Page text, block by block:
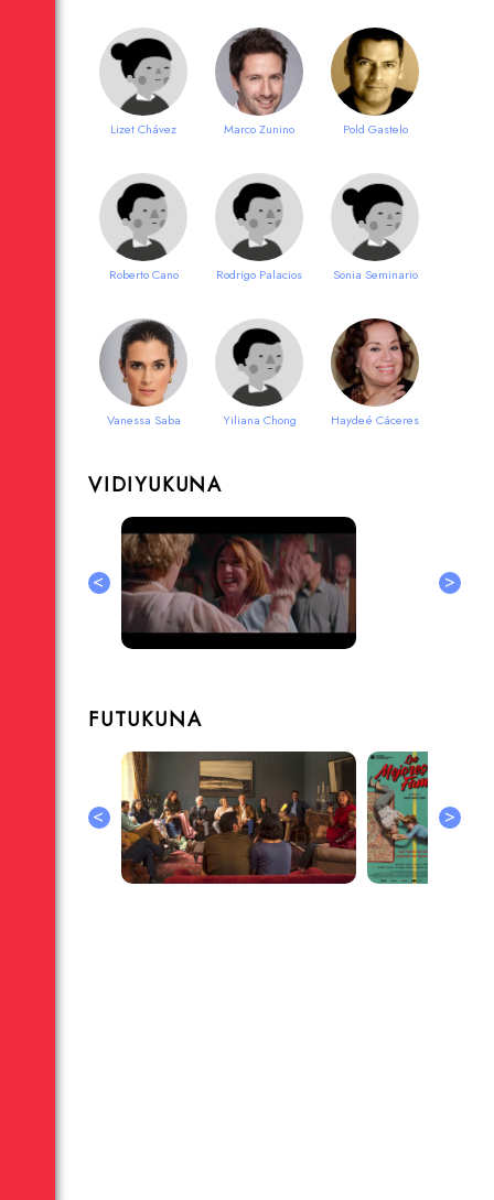
Lizet Chávez Marco Zunino Pold Gastelo
Roberto Cano Rodrigo Palacios Sonia Seminario
Vanessa Saba Yiliana Chong Haydeé Cáceres
VIDIYUKUNA
< >
FUTUKUNA
< >